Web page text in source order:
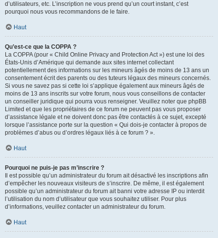
d’utilisateurs, etc. L’inscription ne vous prend qu’un court instant, c’est
pourquoi nous vous recommandons de le faire.
Haut
Qu’est-ce que la COPPA ?
La COPPA (pour « Child Online Privacy and Protection Act ») est une loi des
États-Unis d’Amérique qui demande aux sites internet collectant
potentiellement des informations sur les mineurs âgés de moins de 13 ans un
consentement écrit des parents ou des tuteurs légaux des mineurs concernés.
Si vous ne savez pas si cette loi s’applique également aux mineurs âgés de
moins de 13 ans inscrits sur votre forum, nous vous conseillons de contacter
un conseiller juridique qui pourra vous renseigner. Veuillez noter que phpBB
Limited et que les propriétaires de ce forum ne peuvent pas vous proposer
d’assistance légale et ne doivent donc pas être contactés à ce sujet, excepté
lorsque l’assistance porte sur la question « Qui dois-je contacter à propos de
problèmes d’abus ou d’ordres légaux liés à ce forum ? ».
Haut
Pourquoi ne puis-je pas m’inscrire ?
Il est possible qu’un administrateur du forum ait désactivé les inscriptions afin
d’empêcher les nouveaux visiteurs de s’inscrire. De même, il est également
possible qu’un administrateur du forum ait banni votre adresse IP ou interdit
l’utilisation du nom d’utilisateur que vous souhaitez utiliser. Pour plus
d’informations, veuillez contacter un administrateur du forum.
Haut